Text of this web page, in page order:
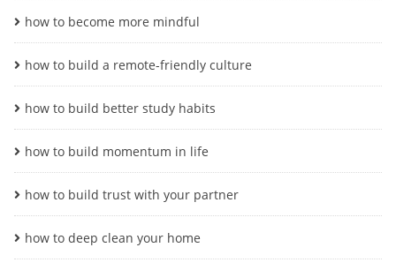
how to become more mindful
how to build a remote-friendly culture
how to build better study habits
how to build momentum in life
how to build trust with your partner
how to deep clean your home